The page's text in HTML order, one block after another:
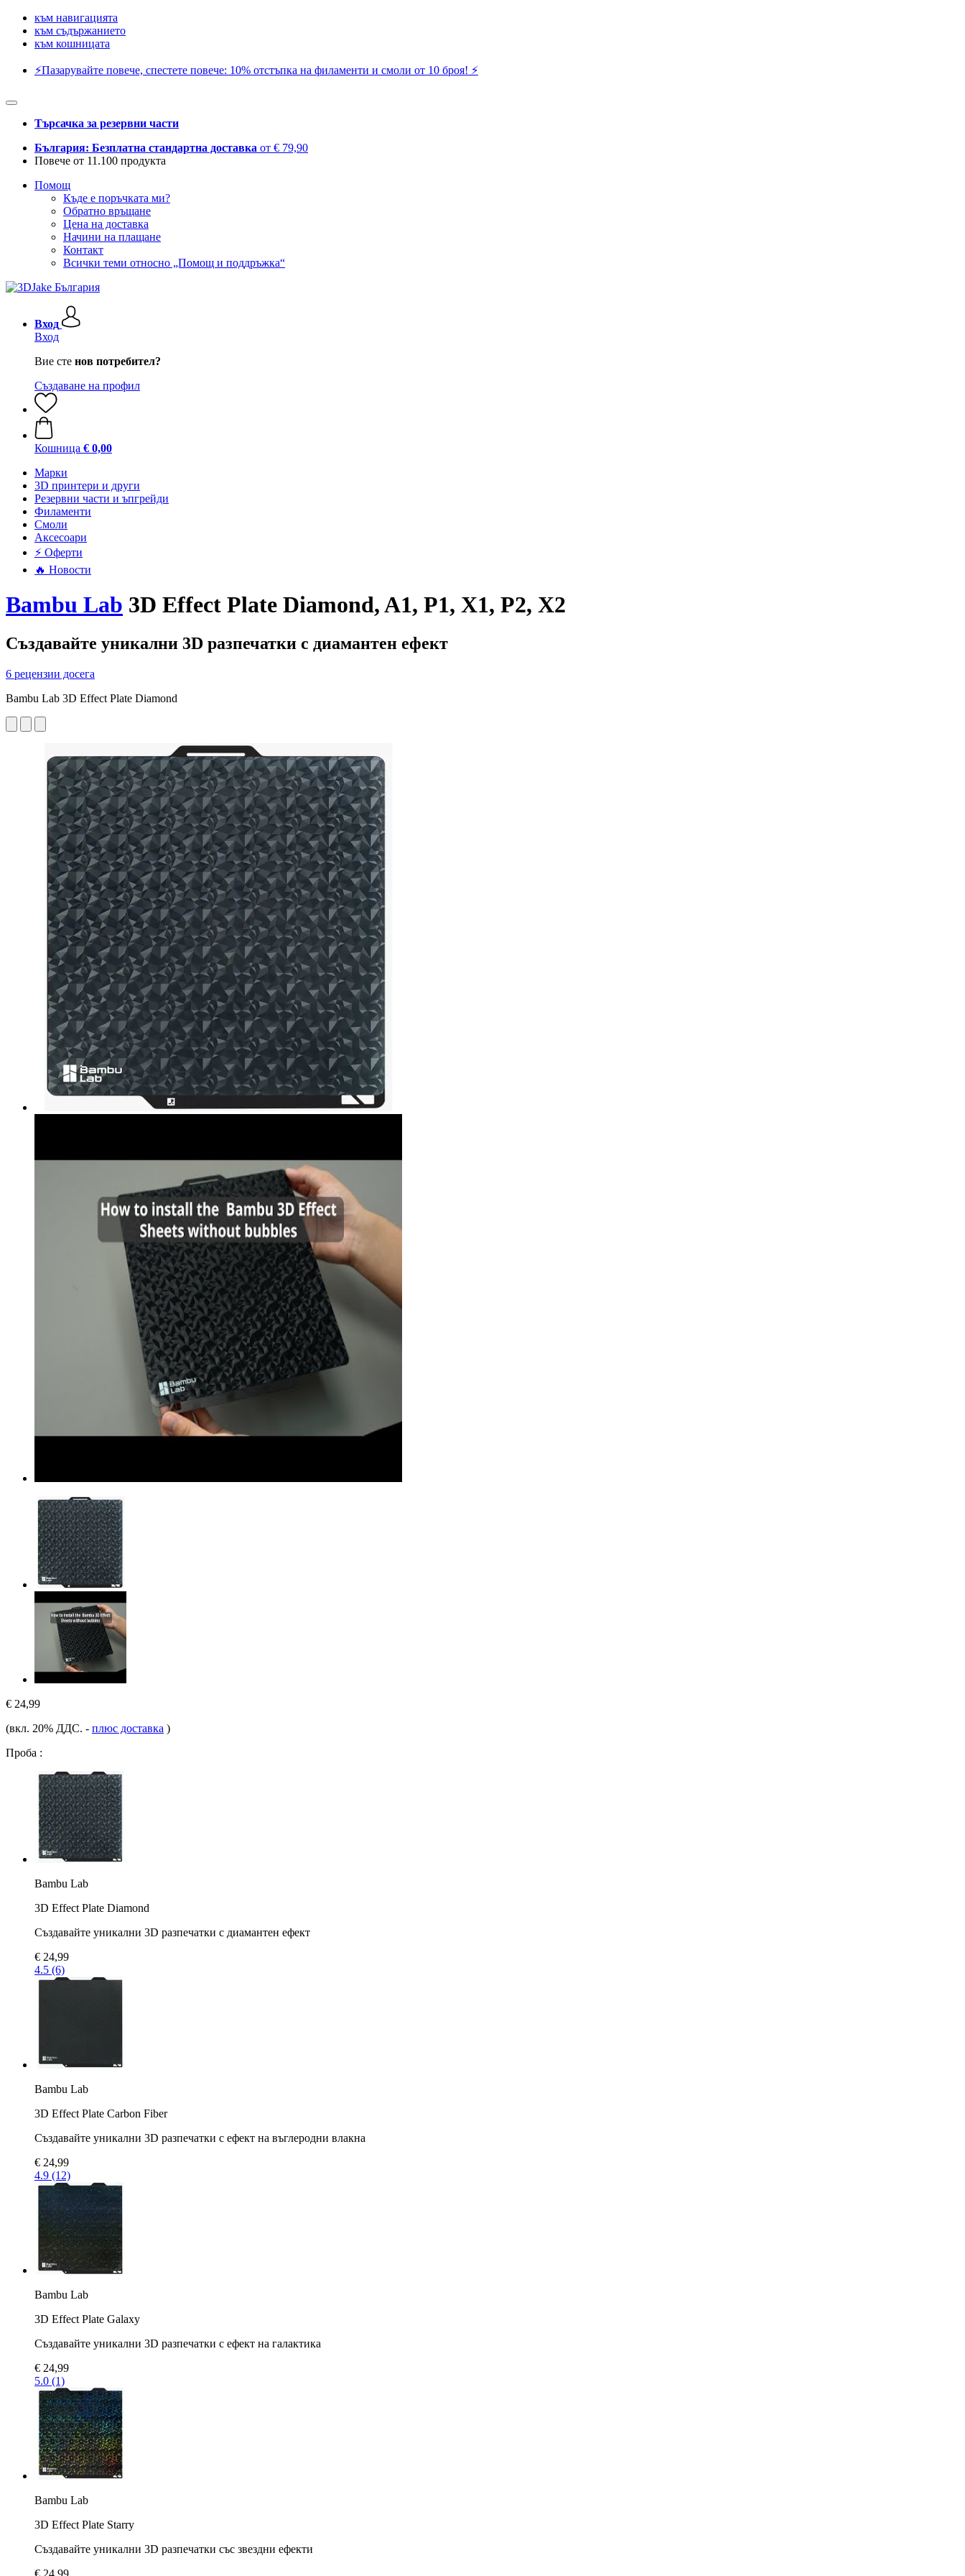
към навигацията
към съдържанието
към кошницата
⚡️Пазарувайте повече, спестете повече: 10% отстъпка на филаменти и смоли от 10 броя! ⚡️
Търсачка за резервни части
България: Безплатна стандартна доставка от € 79,90
Повече от 11.100 продукта
Помощ
Къде е поръчката ми?
Обратно връщане
Цена на доставка
Начини на плащане
Контакт
Всички теми относно „Помощ и поддръжка“
Вход
Вход
Вие сте нов потребител?
Създаване на профил
Кошница € 0,00
Mарки
3D принтери и други
Резервни части и ъпгрейди
Филаменти
Смоли
Аксесоари
⚡ Оферти
🔥 Новости
Bambu Lab 3D Effect Plate Diamond, A1, P1, X1, P2, X2
Създавайте уникални 3D разпечатки с диамантен ефект
6 рецензии досега
Bambu Lab 3D Effect Plate Diamond
€ 24,99
(вкл. 20% ДДС. - плюс доставка )
Проба :
Bambu Lab
3D Effect Plate Diamond
Създавайте уникални 3D разпечатки с диамантен ефект
€ 24,99
4.5 (6)
Bambu Lab
3D Effect Plate Carbon Fiber
Създавайте уникални 3D разпечатки с ефект на въглеродни влакна
€ 24,99
4.9 (12)
Bambu Lab
3D Effect Plate Galaxy
Създавайте уникални 3D разпечатки с ефект на галактика
€ 24,99
5.0 (1)
Bambu Lab
3D Effect Plate Starry
Създавайте уникални 3D разпечатки със звездни ефекти
€ 24,99